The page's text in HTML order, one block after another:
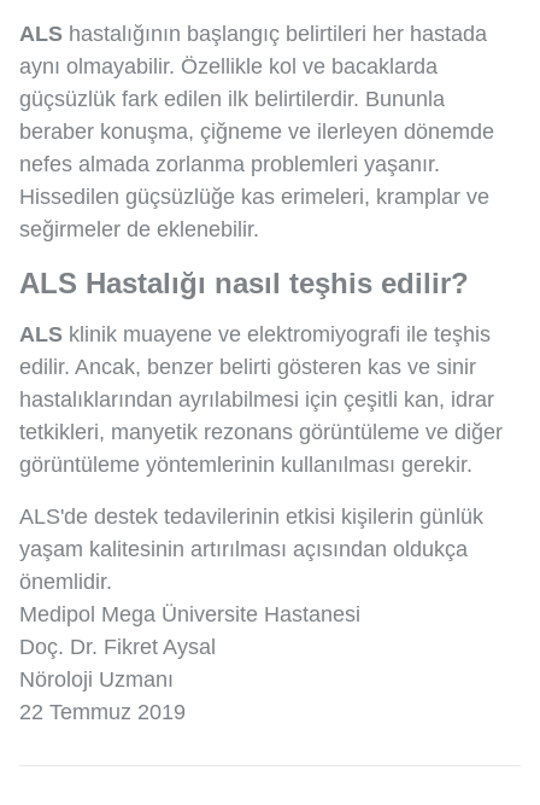
ALS hastalığının başlangıç belirtileri her hastada
aynı olmayabilir. Özellikle kol ve bacaklarda
güçsüzlük fark edilen ilk belirtilerdir. Bununla
beraber konuşma, çiğneme ve ilerleyen dönemde
nefes almada zorlanma problemleri yaşanır.
Hissedilen güçsüzlüğe kas erimeleri, kramplar ve
seğirmeler de eklenebilir.
ALS Hastalığı nasıl teşhis edilir?
ALS klinik muayene ve elektromiyografi ile teşhis
edilir. Ancak, benzer belirti gösteren kas ve sinir
hastalıklarından ayrılabilmesi için çeşitli kan, idrar
tetkikleri, manyetik rezonans görüntüleme ve diğer
görüntüleme yöntemlerinin kullanılması gerekir.
ALS'de destek tedavilerinin etkisi kişilerin günlük
yaşam kalitesinin artırılması açısından oldukça
önemlidir.
Medipol Mega Üniversite Hastanesi
Doç. Dr. Fikret Aysal
Nöroloji Uzmanı
22 Temmuz 2019